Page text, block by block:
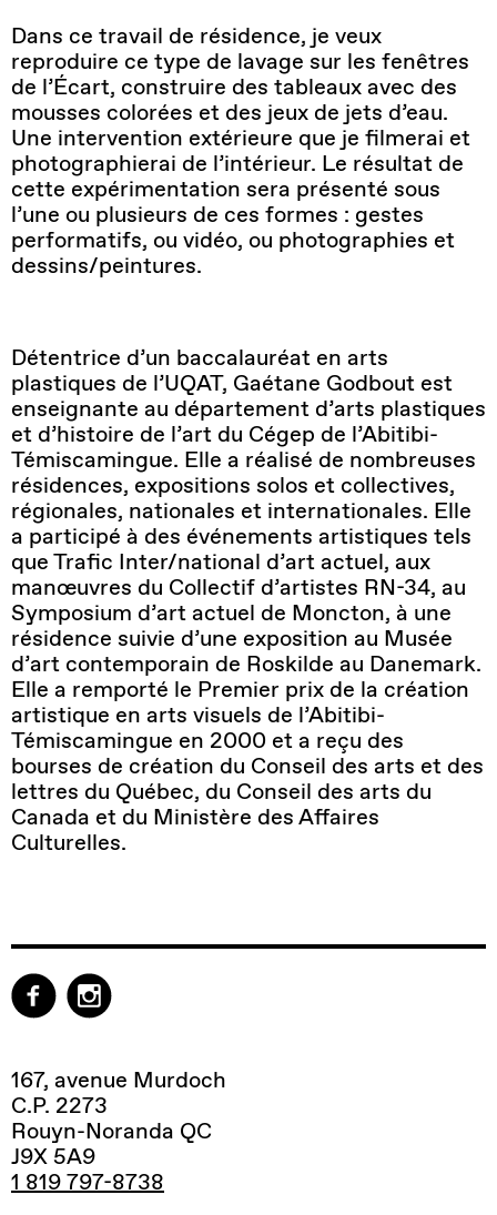
Dans ce travail de résidence, je veux
reproduire ce type de lavage sur les fenêtres
de l’Écart, construire des tableaux avec des
mousses colorées et des jeux de jets d’eau.
Une intervention extérieure que je filmerai et
photographierai de l’intérieur. Le résultat de
cette expérimentation sera présenté sous
l’une ou plusieurs de ces formes : gestes
performatifs, ou vidéo, ou photographies et
dessins/peintures.
Détentrice d’un baccalauréat en arts
plastiques de l’UQAT, Gaétane Godbout est
enseignante au département d’arts plastiques
et d’histoire de l’art du Cégep de l’Abitibi-
Témiscamingue. Elle a réalisé de nombreuses
résidences, expositions solos et collectives,
régionales, nationales et internationales. Elle
a participé à des événements artistiques tels
que Trafic Inter/national d’art actuel, aux
manœuvres du Collectif d’artistes RN-34, au
Symposium d’art actuel de Moncton, à une
résidence suivie d’une exposition au Musée
d’art contemporain de Roskilde au Danemark.
Elle a remporté le Premier prix de la création
artistique en arts visuels de l’Abitibi-
Témiscamingue en 2000 et a reçu des
bourses de création du Conseil des arts et des
lettres du Québec, du Conseil des arts du
Canada et du Ministère des Affaires
Culturelles.
167, avenue Murdoch
C.P. 2273
Rouyn-Noranda QC
J9X 5A9
1 819 797-8738